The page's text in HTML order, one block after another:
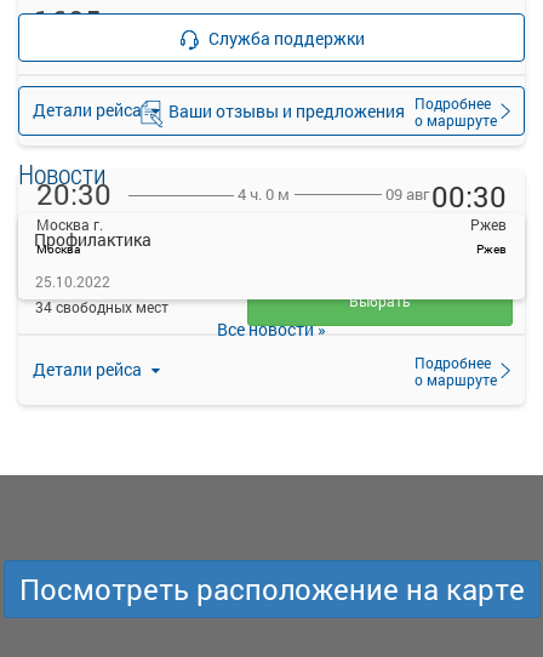
Детали рейса
Подробнее
о маршруте
1605
Продажа билетов
прекращена
20:30
Москва г.
Москва
4 ч. 0 м 09 авг00:30
Ржев
Ржев
Детали рейса
Подробнее
о маршруте
1605 руб.
34 свободных мест
Выбрать
Служба поддержки
Ваши отзывы и предложения
Новости
Профилактика
25.10.2022
Все новости »
Посмотреть расположение на карте